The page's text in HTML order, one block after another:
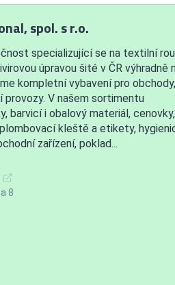
spol. s r.o.
specializující se na textilní
úpravou šité v ČR výhradně
kompletní vybavení pro obchody,
provozy. V našem sortimentu
barvicí i obalový materiál, cenovky,
kleště a etikety,
zařízení, poklad...
8